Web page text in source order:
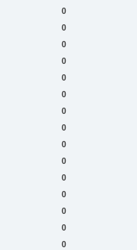
0
0
0
0
0
0
0
0
0
0
0
0
0
0
0